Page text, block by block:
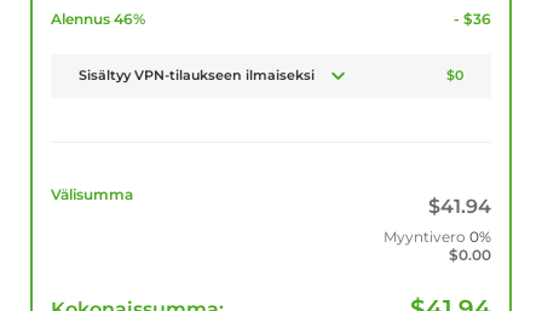
Alennus 46% - $36
Sisältyy VPN-tilaukseen ilmaiseksi $0
Välisumma
$41.94
Myyntivero 0%
$0.00